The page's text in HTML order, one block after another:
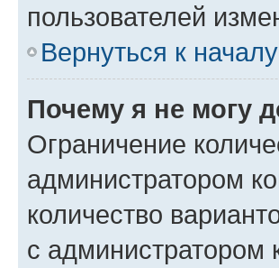
пользователей
Вернуться к началу
Почему я не могу
Ограничение
администратором
количество
с администратором